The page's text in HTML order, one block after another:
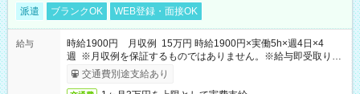
派遣 ブランクOK WEB登録・面接OK
給与
時給1900円 月収例 15万円 時給1900円×実働5h×週4日×4
週 ※月収例を保証するものではありません。※給与即受取りサ
ービス利用可（利用条件有）
交通費別途支給あり